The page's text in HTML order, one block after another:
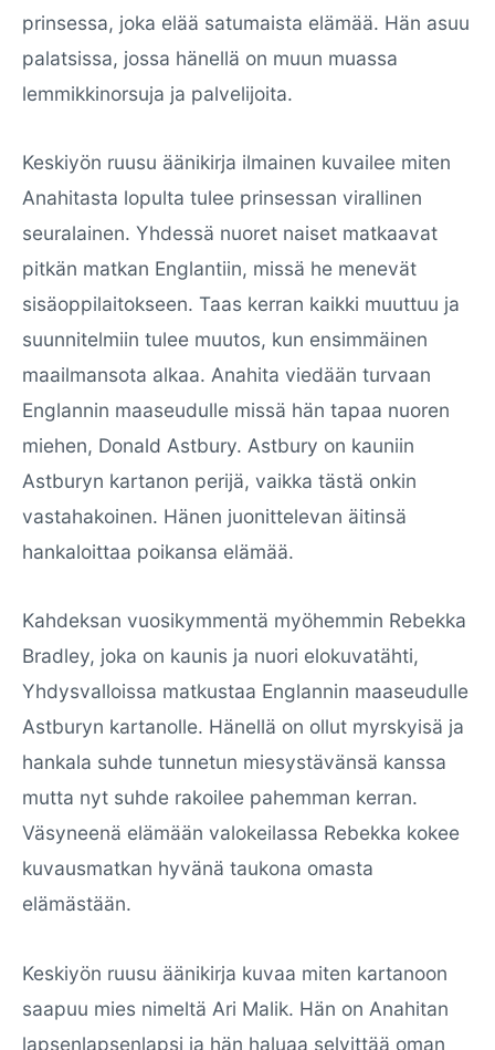
prinsessa, joka elää satumaista elämää. Hän asuu
palatsissa, jossa hänellä on muun muassa
lemmikkinorsuja ja palvelijoita.
Keskiyön ruusu äänikirja ilmainen kuvailee miten
Anahitasta lopulta tulee prinsessan virallinen
seuralainen. Yhdessä nuoret naiset matkaavat
pitkän matkan Englantiin, missä he menevät
sisäoppilaitokseen. Taas kerran kaikki muuttuu ja
suunnitelmiin tulee muutos, kun ensimmäinen
maailmansota alkaa. Anahita viedään turvaan
Englannin maaseudulle missä hän tapaa nuoren
miehen, Donald Astbury. Astbury on kauniin
Astburyn kartanon perijä, vaikka tästä onkin
vastahakoinen. Hänen juonittelevan äitinsä
hankaloittaa poikansa elämää.
Kahdeksan vuosikymmentä myöhemmin Rebekka
Bradley, joka on kaunis ja nuori elokuvatähti,
Yhdysvalloissa matkustaa Englannin maaseudulle
Astburyn kartanolle. Hänellä on ollut myrskyisä ja
hankala suhde tunnetun miesystävänsä kanssa
mutta nyt suhde rakoilee pahemman kerran.
Väsyneenä elämään valokeilassa Rebekka kokee
kuvausmatkan hyvänä taukona omasta
elämästään.
Keskiyön ruusu äänikirja kuvaa miten kartanoon
saapuu mies nimeltä Ari Malik. Hän on Anahitan
lapsenlapsenlapsi ja hän haluaa selvittää oman